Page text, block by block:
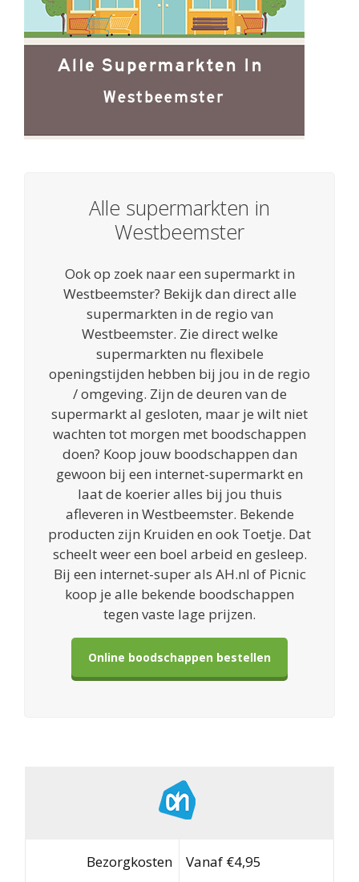
Alle supermarkten in
Westbeemster
Ook op zoek naar een supermarkt in
Westbeemster? Bekijk dan direct alle
supermarkten in de regio van
Westbeemster. Zie direct welke
supermarkten nu flexibele
openingstijden hebben bij jou in de regio
/ omgeving. Zijn de deuren van de
supermarkt al gesloten, maar je wilt niet
wachten tot morgen met boodschappen
doen? Koop jouw boodschappen dan
gewoon bij een internet-supermarkt en
laat de koerier alles bij jou thuis
afleveren in Westbeemster. Bekende
producten zijn Kruiden en ook Toetje. Dat
scheelt weer een boel arbeid en gesleep.
Bij een internet-super als AH.nl of Picnic
koop je alle bekende boodschappen
tegen vaste lage prijzen.
Online boodschappen bestellen
Bezorgkosten Vanaf €4,95